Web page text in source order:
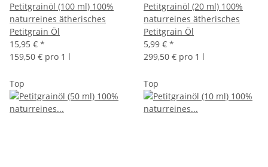
Petitgrainöl (100 ml) 100%
naturreines ätherisches
Petitgrain Öl
15,95 € *
159,50 € pro 1 l
Petitgrainöl (20 ml) 100%
naturreines ätherisches
Petitgrain Öl
5,99 € *
299,50 € pro 1 l
Top Top